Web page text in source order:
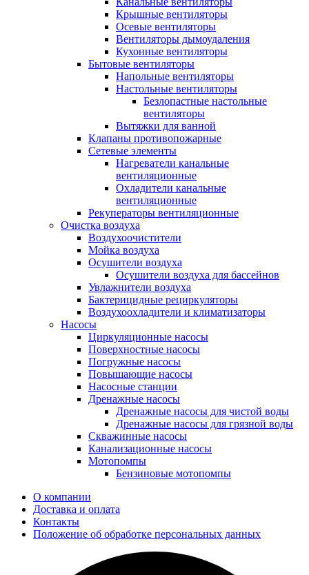
Крышные вентиляторы
Осевые вентиляторы
Вентиляторы дымоудаления
Кухонные вентиляторы
Бытовые вентиляторы
Напольные вентиляторы
Настольные вентиляторы
Безлопастные настольные
вентиляторы
Вытяжки для ванной
Клапаны противопожарные
Сетевые элементы
Нагреватели канальные
вентиляционные
Охладители канальные
вентиляционные
Рекуператоры вентиляционные
Очистка воздуха
Воздухоочистители
Мойка воздуха
Осушители воздуха
Осушители воздуха для бассейнов
Увлажнители воздуха
Бактерицидные рециркуляторы
Воздухоохладители и климатизаторы
Насосы
Циркуляционные насосы
Поверхностные насосы
Погружные насосы
Повышающие насосы
Насосные станции
Дренажные насосы
Дренажные насосы для чистой воды
Дренажные насосы для грязной воды
Скважинные насосы
Канализационные насосы
Мотопомпы
Бензиновые мотопомпы
О компании
Доставка и оплата
Контакты
Положение об обработке персональных данных